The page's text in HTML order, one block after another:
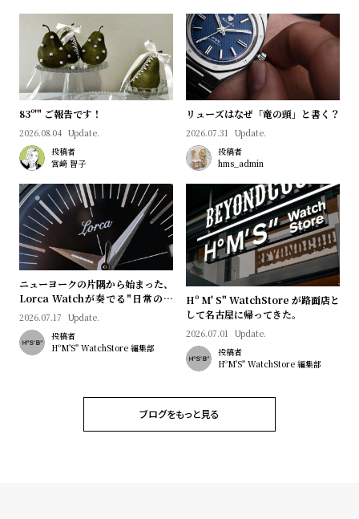
ガ
計
証
プ
ラ
ス
印
ー
ビ
ス
よ
く
あ
る
問
お
問
い
合
せ
83º'" ご報告です！
2026.08.04 Update.
投稿者
宮﨑 智子
リューズはなぜ「竜の頭」と書く？
2026.07.31 Update.
投稿者
hms_admin
ニューヨークの片隅から始まった、
Lorca Watchが奏でる"日常のロ
マン"｜Brand Picks #08
2026.07.17 Update.
投稿者
HºM'S" WatchStore 編集部
Hº M' S" WatchStore が路面店と
して名古屋に帰ってきた。
2026.07.01 Update.
投稿者
HºM'S" WatchStore 編集部
ブログをもっと見る